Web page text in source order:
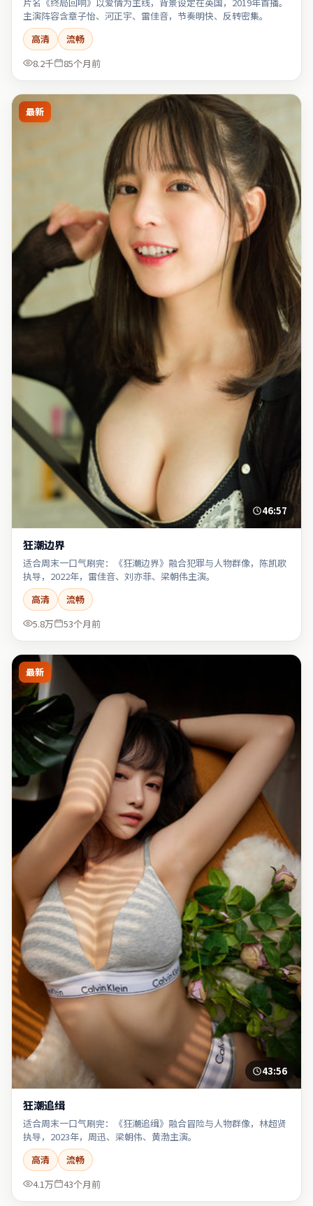
主演阵容含章子怡、河正宇、雷佳音，节奏明快、反转密集。
高清
流畅
8.2千
85个月前
最新
46:57
狂潮边界
适合周末一口气刷完：《狂潮边界》融合犯罪与人物群像，陈凯歌
执导，2022年，雷佳音、刘亦菲、梁朝伟主演。
高清
流畅
5.8万
53个月前
最新
43:56
狂潮追缉
适合周末一口气刷完：《狂潮追缉》融合冒险与人物群像，林超贤
执导，2023年，周迅、梁朝伟、黄渤主演。
高清
流畅
4.1万
43个月前